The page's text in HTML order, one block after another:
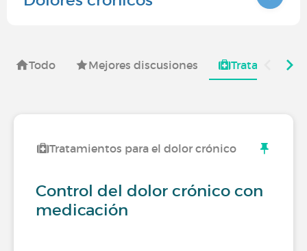
Todo Mejores discusiones Tratamientos
Tratamientos para el dolor crónico
Control del dolor crónico con
medicación